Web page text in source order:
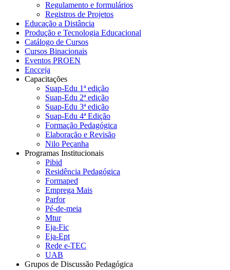
Regulamento e formulários
Registros de Projetos
Educação a Distância
Produção e Tecnologia Educacional
Catálogo de Cursos
Cursos Binacionais
Eventos PROEN
Encceja
Capacitações
Suap-Edu 1ª edição
Suap-Edu 2ª edição
Suap-Edu 3ª edição
Suap-Edu 4ª Edição
Formação Pedagógica
Elaboração e Revisão
Nilo Peçanha
Programas Institucionais
Pibid
Residência Pedagógica
Formaped
Emprega Mais
Parfor
Pé-de-meia
Mtur
Eja-Fic
Eja-Ept
Rede e-TEC
UAB
Grupos de Discussão Pedagógica